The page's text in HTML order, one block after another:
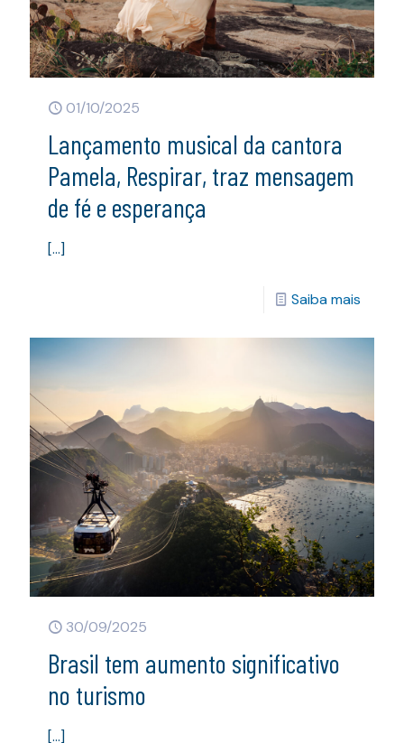
01/10/2025
Lançamento musical da cantora
Pamela, Respirar, traz mensagem
de fé e esperança
[…]
Saiba mais
30/09/2025
Brasil tem aumento significativo
no turismo
[…]